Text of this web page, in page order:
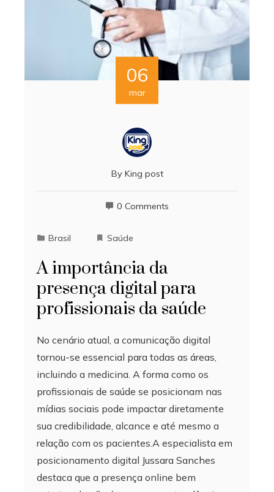
06
mar
By King post
0 Comments
Brasil Saúde
A importância da
presença digital para
profissionais da saúde
No cenário atual, a comunicação digital
tornou-se essencial para todas as áreas,
incluindo a medicina. A forma como os
profissionais de saúde se posicionam nas
mídias sociais pode impactar diretamente
sua credibilidade, alcance e até mesmo a
relação com os pacientes.A especialista em
posicionamento digital Jussara Sanches
destaca que a presença online bem